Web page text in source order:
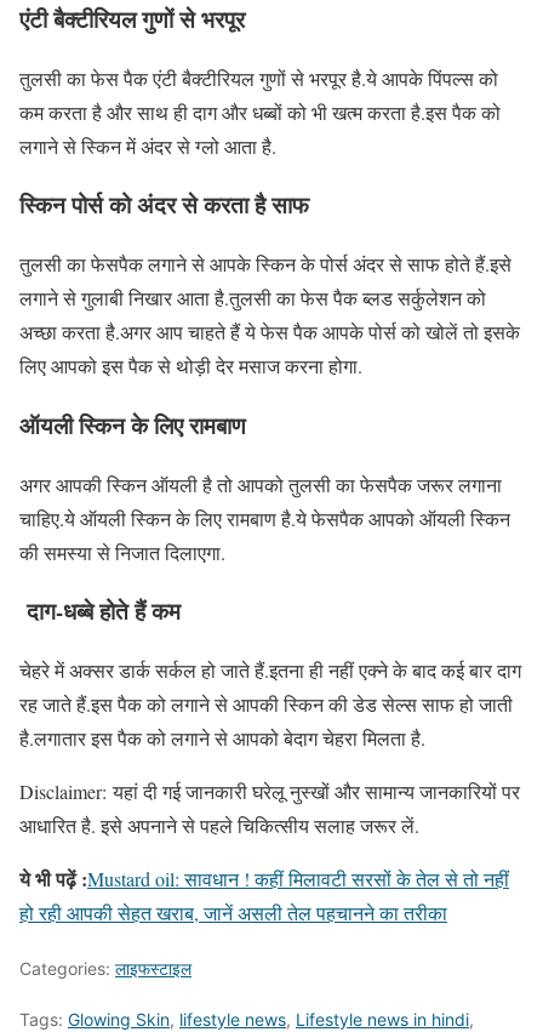
एंटी बैक्टीरियल गुणों से भरपूर
तुलसी का फेस पैक एंटी बैक्टीरियल गुणों से भरपूर है.ये आपके पिंपल्स को
कम करता है और साथ ही दाग और धब्बों को भी खत्म करता है.इस पैक को
लगाने से स्किन में अंदर से ग्लो आता है.
स्किन पोर्स को अंदर से करता है साफ
तुलसी का फेसपैक लगाने से आपके स्किन के पोर्स अंदर से साफ होते हैं.इसे
लगाने से गुलाबी निखार आता है.तुलसी का फेस पैक ब्लड सर्कुलेशन को
अच्छा करता है.अगर आप चाहते हैं ये फेस पैक आपके पोर्स को खोलें तो इसके
लिए आपको इस पैक से थोड़ी देर मसाज करना होगा.
ऑयली स्किन के लिए रामबाण
अगर आपकी स्किन ऑयली है तो आपको तुलसी का फेसपैक जरूर लगाना
चाहिए.ये ऑयली स्किन के लिए रामबाण है.ये फेसपैक आपको ऑयली स्किन
की समस्या से निजात दिलाएगा.
दाग-धब्बे होते हैं कम
चेहरे में अक्सर डार्क सर्कल हो जाते हैं.इतना ही नहीं एक्ने के बाद कई बार दाग
रह जाते हैं.इस पैक को लगाने से आपकी स्किन की डेड सेल्स साफ हो जाती
है.लगातार इस पैक को लगाने से आपको बेदाग चेहरा मिलता है.
Disclaimer: यहां दी गई जानकारी घरेलू नुस्खों और सामान्य जानकारियों पर
आधारित है. इसे अपनाने से पहले चिकित्सीय सलाह जरूर लें.
ये भी पढ़ें :Mustard oil: सावधान ! कहीं मिलावटी सरसों के तेल से तो नहीं
हो रही आपकी सेहत खराब, जानें असली तेल पहचानने का तरीका
Categories: लाइफस्टाइल
Tags: Glowing Skin, lifestyle news, Lifestyle news in hindi,